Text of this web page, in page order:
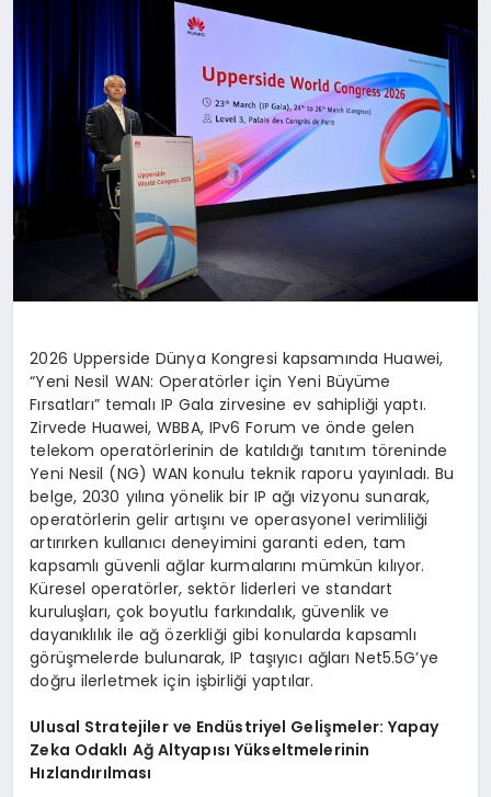
2026 Upperside Dünya Kongresi kapsamında Huawei,
“Yeni Nesil WAN: Operatörler için Yeni Büyüme
Fırsatları” temalı IP Gala zirvesine ev sahipliği yaptı.
Zirvede Huawei, WBBA, IPv6 Forum ve önde gelen
telekom operatörlerinin de katıldığı tanıtım töreninde
Yeni Nesil (NG) WAN konulu teknik raporu yayınladı. Bu
belge, 2030 yılına yönelik bir IP ağı vizyonu sunarak,
operatörlerin gelir artışını ve operasyonel verimliliği
artırırken kullanıcı deneyimini garanti eden, tam
kapsamlı güvenli ağlar kurmalarını mümkün kılıyor.
Küresel operatörler, sektör liderleri ve standart
kuruluşları, çok boyutlu farkındalık, güvenlik ve
dayanıklılık ile ağ özerkliği gibi konularda kapsamlı
görüşmelerde bulunarak, IP taşıyıcı ağları Net5.5G’ye
doğru ilerletmek için işbirliği yaptılar.
Ulusal Stratejiler ve Endüstriyel Gelişmeler: Yapay
Zeka Odaklı Ağ Altyapısı Yükseltmelerinin
Hızlandırılması